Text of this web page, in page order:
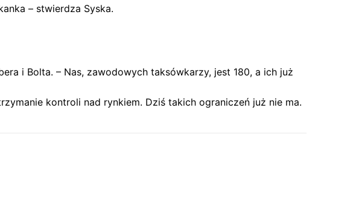
– stwierdza Syska.
i Bolta. – Nas, zawodowych taksówkarzy, jest 180, a ich już
kontroli nad rynkiem. Dziś takich ograniczeń już nie ma.